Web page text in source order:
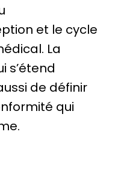
et le cycle
La
s’étend
de définir
qui